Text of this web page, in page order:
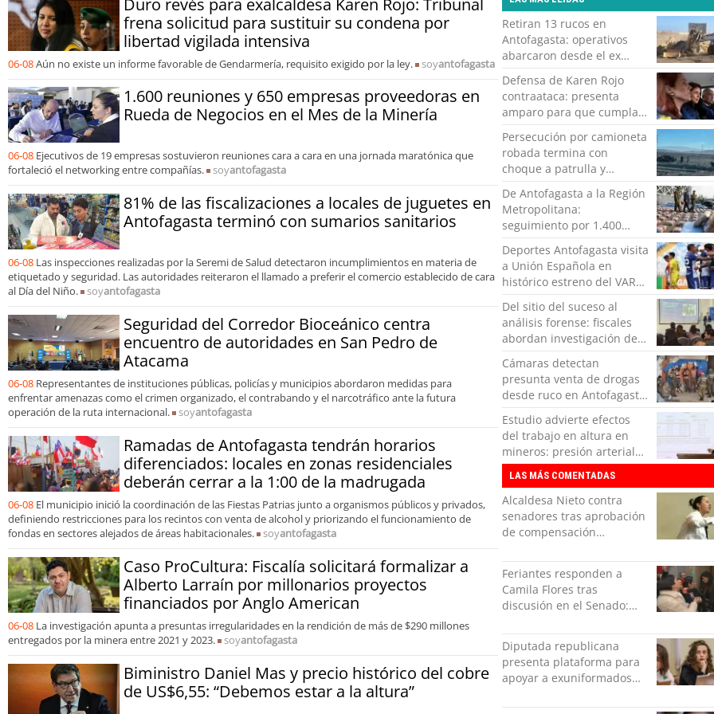
Duro revés para exalcaldesa Karen Rojo: Tribunal
frena solicitud para sustituir su condena por
libertad vigilada intensiva
06-08Aún no existe un informe favorable de Gendarmería, requisito exigido por la ley. soyantofagasta
1.600 reuniones y 650 empresas proveedoras en
Rueda de Negocios en el Mes de la Minería
06-08 Ejecutivos de 19 empresas sostuvieron reuniones cara a cara en una jornada maratónica que
fortaleció el networking entre compañías.
soyantofagasta
81% de las fiscalizaciones a locales de juguetes en
Antofagasta terminó con sumarios sanitarios
06-08 Las inspecciones realizadas por la Seremi de Salud detectaron incumplimientos en materia de
etiquetado y seguridad. Las autoridades reiteraron el llamado a preferir el comercio establecido de cara
al Día del Niño.
soyantofagasta
Seguridad del Corredor Bioceánico centra
encuentro de autoridades en San Pedro de
Atacama
06-08 Representantes de instituciones públicas, policías y municipios abordaron medidas para
enfrentar amenazas como el crimen organizado, el contrabando y el narcotráfico ante la futura
operación de la ruta internacional.
soyantofagasta
Ramadas de Antofagasta tendrán horarios
diferenciados: locales en zonas residenciales
deberán cerrar a la 1:00 de la madrugada
06-08 El municipio inició la coordinación de las Fiestas Patrias junto a organismos públicos y privados,
definiendo restricciones para los recintos con venta de alcohol y priorizando el funcionamiento de
fondas en sectores alejados de áreas habitacionales.
soyantofagasta
Caso ProCultura: Fiscalía solicitará formalizar a
Alberto Larraín por millonarios proyectos
financiados por Anglo American
06-08 La investigación apunta a presuntas irregularidades en la rendición de más de $290 millones
entregados por la minera entre 2021 y 2023.
soyantofagasta
Biministro Daniel Mas y precio histórico del cobre
de US$6,55: “Debemos estar a la altura”
Retiran 13 rucos en
Antofagasta: operativos
abarcaron desde el ex
Hospital Regional hasta el
“puerto seco”
Defensa de Karen Rojo
contraataca: presenta
amparo para que cumpla
el resto de su pena en
libertad
Persecución por camioneta
robada termina con
choque a patrulla y
adolescente detenido en
Ruta B-24
De Antofagasta a la Región
Metropolitana:
seguimiento por 1.400
kilómetros termina con
más de dos toneladas de
droga incautadas
Deportes Antofagasta visita
a Unión Española en
histórico estreno del VAR
en la Liga de Ascenso
Del sitio del suceso al
análisis forense: fiscales
abordan investigación de
muertes violentas en
Antofagasta
Cámaras detectan
presunta venta de drogas
desde ruco en Antofagasta:
operativo terminó con tres
detenidos
Estudio advierte efectos
del trabajo en altura en
mineros: presión arterial
podría aumentar hasta un
20%
LAS MÁS COMENTADAS
Alcaldesa Nieto contra
senadores tras aprobación
de compensación
indolente"
Feriantes responden a
Camila Flores tras
discusión en el Senado:
orgullo”
Diputada republicana
presenta plataforma para
apoyar a exuniformados
social